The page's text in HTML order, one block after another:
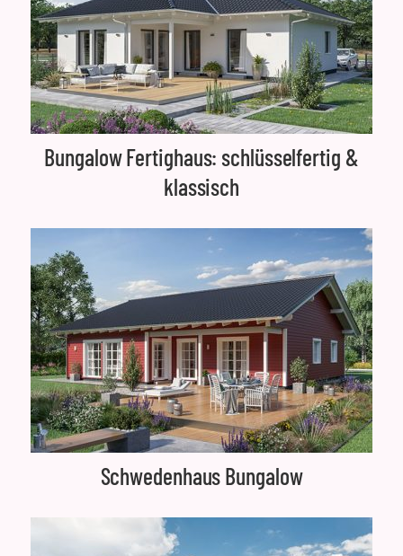
Bungalow Fertighaus: schlüsselfertig &
klassisch
Schwedenhaus Bungalow